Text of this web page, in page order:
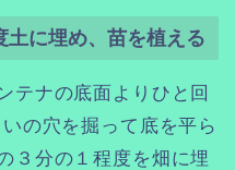
に埋め、苗を植える
テナの底面よりひと回
の穴を掘って底を平ら
３分の１程度を畑に埋